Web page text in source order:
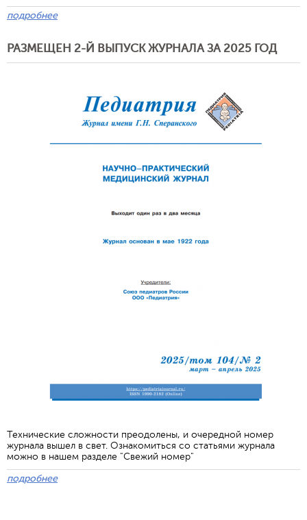
подробнее
РАЗМЕЩЕН 2-Й ВЫПУСК ЖУРНАЛА ЗА 2025 ГОД
Технические сложности преодолены, и очередной номер
журнала вышел в свет. Ознакомиться со статьями журнала
можно в нашем разделе "Свежий номер"
подробнее